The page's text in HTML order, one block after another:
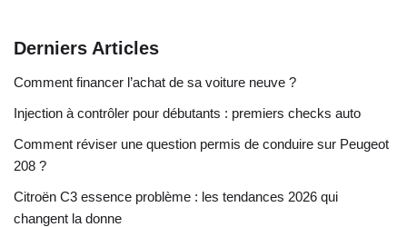
Derniers Articles
Comment financer l’achat de sa voiture neuve ?
Injection à contrôler pour débutants : premiers checks auto
Comment réviser une question permis de conduire sur Peugeot
208 ?
Citroën C3 essence problème : les tendances 2026 qui
changent la donne